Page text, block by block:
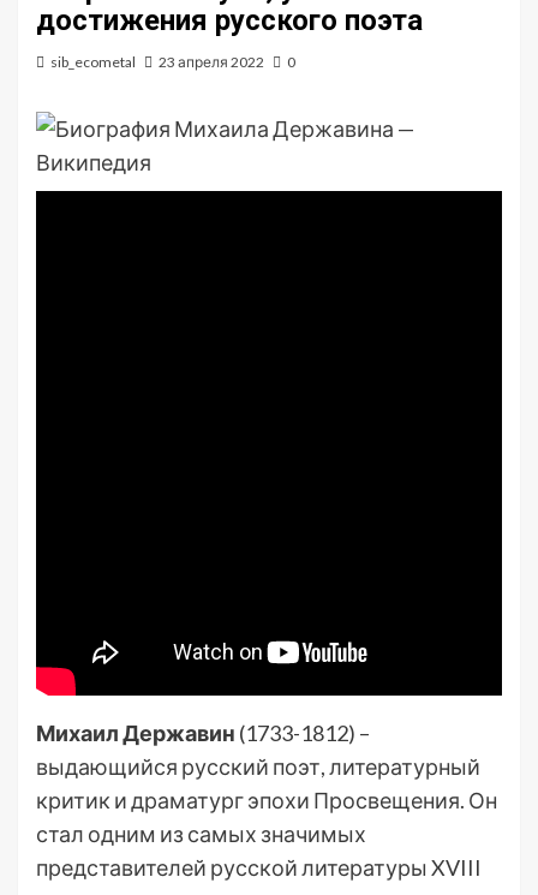
достижения русского поэта
sib_ecometal 23 апреля 2022 0
Михаил Державин (1733-1812) –
выдающийся русский поэт, литературный
критик и драматург эпохи Просвещения. Он
стал одним из самых значимых
представителей русской литературы XVIII